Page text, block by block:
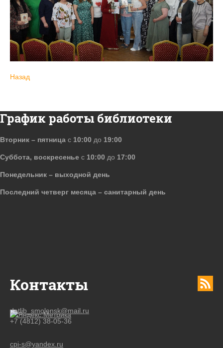
Назад
Контакты
detlib_smolensk@mail.ru
+7 (4812) 38-05-36
cpi-s@yandex.ru
График работы библиотеки
Вторник – пятница с 10:00 до 19:00
Суббота, воскресенье с 10:00 до 17:00
Понедельник – выходной день
Последний четверг месяца – санитарный день